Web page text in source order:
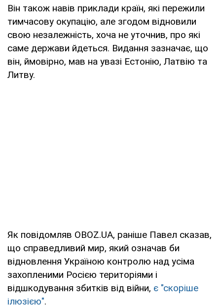
Він також навів приклади країн, які пережили
тимчасову окупацію, але згодом відновили
свою незалежність, хоча не уточнив, про які
саме держави йдеться. Видання зазначає, що
він, ймовірно, мав на увазі Естонію, Латвію та
Литву.
Як повідомляв OBOZ.UA, раніше Павел сказав,
що справедливий мир, який означав би
відновлення Україною контролю над усіма
захопленими Росією територіями і
відшкодування збитків від війни, є "скоріше
ілюзією".